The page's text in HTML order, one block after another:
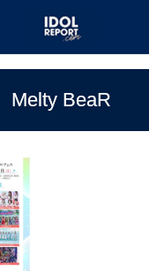
Melty BeaR